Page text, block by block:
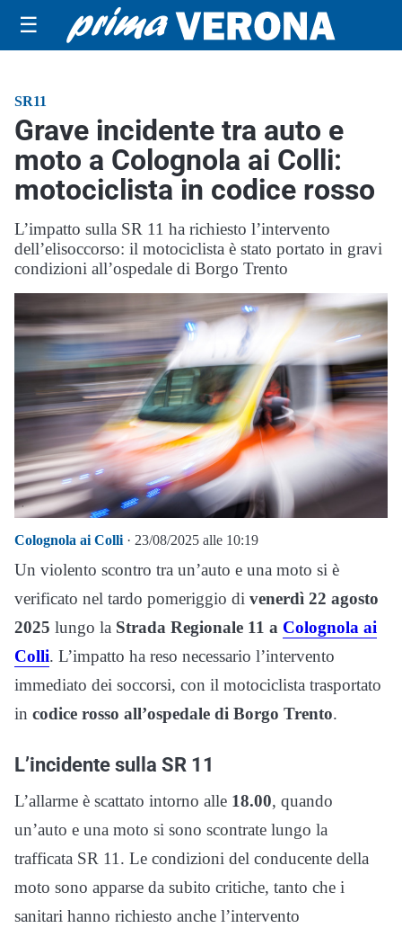
☰
SR11
Grave incidente tra auto e
moto a Colognola ai Colli:
motociclista in codice rosso
L’impatto sulla SR 11 ha richiesto l’intervento
dell’elisoccorso: il motociclista è stato portato in gravi
condizioni all’ospedale di Borgo Trento
Colognola ai Colli · 23/08/2025 alle 10:19
Un violento scontro tra un’auto e una moto si è
verificato nel tardo pomeriggio di venerdì 22 agosto
2025 lungo la Strada Regionale 11 a Colognola ai
Colli. L’impatto ha reso necessario l’intervento
immediato dei soccorsi, con il motociclista trasportato
in codice rosso all’ospedale di Borgo Trento.
L’incidente sulla SR 11
L’allarme è scattato intorno alle 18.00, quando
un’auto e una moto si sono scontrate lungo la
trafficata SR 11. Le condizioni del conducente della
moto sono apparse da subito critiche, tanto che i
sanitari hanno richiesto anche l’intervento